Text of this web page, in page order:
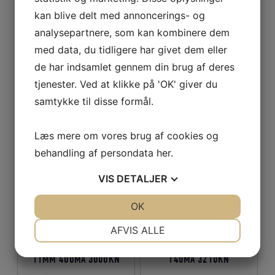
Indhold pr. spole ca.: 375 m.
Relaterede varer
NYLON NET 210D/15 –
11MM 400MA 3000KN
NYLON NET 210D/9 – 8MM
140MA 3210KN
kan blive delt med annoncerings- og
analysepartnere, som kan kombinere dem
med data, du tidligere har givet dem eller
de har indsamlet gennem din brug af deres
tjenester. Ved at klikke på 'OK' giver du
samtykke til disse formål.
Læs mere om vores brug af cookies og
behandling af persondata her.
VIS DETALJER
AFVIS ALLE
OK